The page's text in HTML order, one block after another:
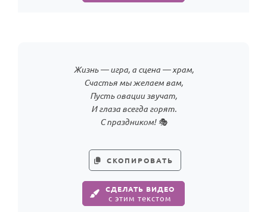
Жизнь — игра, а сцена — храм,
Счастья мы желаем вам,
Пусть овации звучат,
И глаза всегда горят.
С праздником! 🎭
СКОПИРОВАТЬ
СДЕЛАТЬ ВИДЕО
с этим текстом